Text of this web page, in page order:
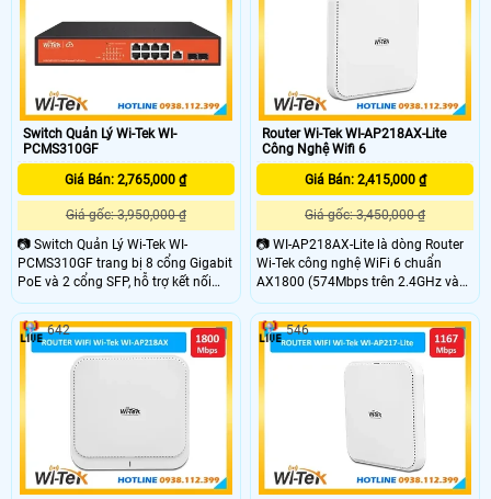
Switch Quản Lý Wi-Tek WI-
PCMS310GF
Giá Bán: 2,765,000 ₫
Giá gốc: 3,950,000 ₫
📷 Switch Quản Lý Wi-Tek WI-
PCMS310GF trang bị 8 cổng Gigabit
PoE và 2 cổng SFP, hỗ trợ kết nối
mạng hiệu quả. WI-PCMS310GF có
công suất mỗi cổng tối đa 30W,
tổng công suất PoE lên đến 150W
chuyên dùng cho các thiết bị như
camera IP, điểm truy cập Wi-Fi, hỗ
trợ các tính năng LACP, IGMP
snooping, QoS tối ưu cho âm thanh
và video, và khả năng chia VLAN
Router Wi-Tek WI-AP218AX-Lite
Công Nghệ Wifi 6
Giá Bán: 2,415,000 ₫
Giá gốc: 3,450,000 ₫
📷 WI-AP218AX-Lite là dòng Router
Wi-Tek công nghệ WiFi 6 chuẩn
AX1800 (574Mbps trên 2.4GHz và
1201Mbps trên 5GHz) truyền mạng
nhanh chóng. Router trang bị 2
cổng Gigabit Ethernet RJ-45 và hỗ
trợ nguồn PoE 802.3af/at, truy cập
tối đa 120 người dùng, tạo tới 16
SSID và dễ dàng gán VLAN Tag.
642 546